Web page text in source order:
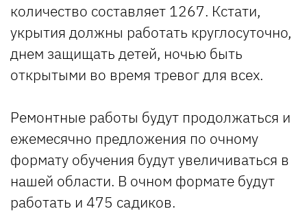
количество составляет 1267. Кстати,
укрытия должны работать круглосуточно,
днем защищать детей, ночью быть
открытыми во время тревог для всех.
Ремонтные работы будут продолжаться и
ежемесячно предложения по очному
формату обучения будут увеличиваться в
нашей области. В очном формате будут
работать и 475 садиков.